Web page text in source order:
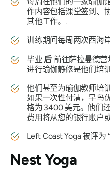
作内容包括课堂签到、
其他工作。.
训练期间每周两次西海
毕业 后 前往萨拉曼德营
进行瑜伽静修是他们培
他们甚至为瑜伽教师培
如果一次性付清，早鸟
格为 3400 美元。他们
费用将从您的银行账户
Left Coast Yoga 被评为
Nest Yoga